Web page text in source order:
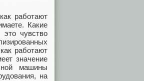
работают
Какие
чувство
работают
значение
машины
на